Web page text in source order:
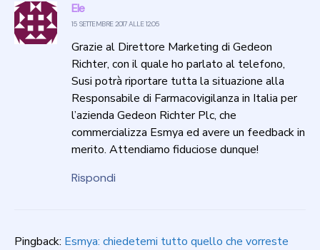
Ele
15 SETTEMBRE 2017 ALLE 12:05
Grazie al Direttore Marketing di Gedeon
Richter, con il quale ho parlato al telefono,
Susi potrà riportare tutta la situazione alla
Responsabile di Farmacovigilanza in Italia per
l’azienda Gedeon Richter Plc, che
commercializza Esmya ed avere un feedback in
merito. Attendiamo fiduciose dunque!
Rispondi
Pingback: Esmya: chiedetemi tutto quello che vorreste